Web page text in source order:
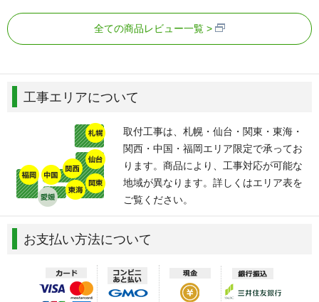
全ての商品レビュー一覧
工事エリアについて
取付工事は、札幌・仙台・関東・東海・
関西・中国・福岡エリア限定で承ってお
ります。商品により、工事対応が可能な
地域が異なります。詳しくはエリア表を
ご覧ください。
お支払い方法について